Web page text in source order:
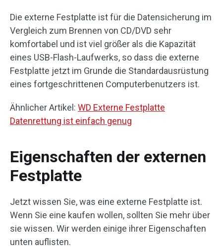
Die externe Festplatte ist für die Datensicherung im
Vergleich zum Brennen von CD/DVD sehr
komfortabel und ist viel größer als die Kapazität
eines USB-Flash-Laufwerks, so dass die externe
Festplatte jetzt im Grunde die Standardausrüstung
eines fortgeschrittenen Computerbenutzers ist.
Ähnlicher Artikel: WD Externe Festplatte
Datenrettung ist einfach genug
Eigenschaften der externen
Festplatte
Jetzt wissen Sie, was eine externe Festplatte ist.
Wenn Sie eine kaufen wollen, sollten Sie mehr über
sie wissen. Wir werden einige ihrer Eigenschaften
unten auflisten.